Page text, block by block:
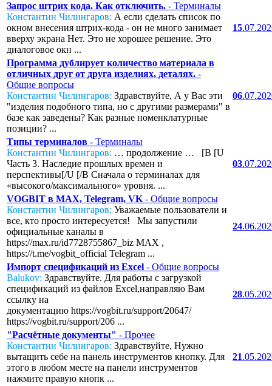
Запрос штрих кода. Как отключить. - Терминалы
Константин Чилингаров: А если сделать список по
окном внесения штрих-кода - он не много занимает
вверху экрана Нет. Это не хорошее решение. Это
диалоговое окн ...
15
Программа дублирует количество материала в
отличных друг от друга изделиях, деталях. -
Общие вопросы
Константин Чилингаров: Здравствуйте, А у Вас эти
"изделия подобного типа, но с другими размерами" в
базе как заведены? Как разные номенклатурные
позиции? ...
06
Типы терминалов - Терминалы
Константин Чилингаров: … продолжение … [B [U
Часть 3. Наследие прошлых времен и
перспективы[/U [/B Сначала о терминалах для
«высокого/максимального» уровня. ...
03
VOGBIT в MAX, Telegram, VK - Общие вопросы
Константин Чилингаров: Уважаемые пользователи и
все, кто просто интересуется! Мы запустили
официальные каналы в
https://max.ru/id7728755867_biz MAX ,
https://t.me/vogbit_official Telegram ...
24
Импорт спецификаций из Excel - Общие вопросы
Balukov: Здравствуйте. Для работы с загрузкой
спецификаций из файлов Excel,направляю Вам
ссылку на
документацию https://vogbit.ru/support/20647/
https://vogbit.ru/support/206 ...
28
"Расчётные документы" - Прочее
Константин Чилингаров: Здравствуйте, Нужно
вытащить себе на панель инструментов кнопку. Для
этого в любом месте на панели инструментов
нажмите правую кнопк ...
21